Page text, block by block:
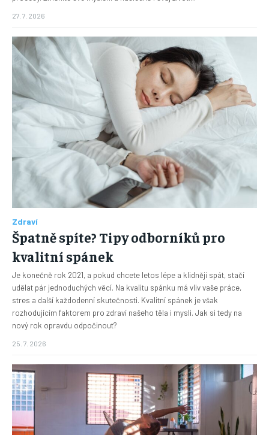
27. 7. 2026
Zdraví
Špatně spíte? Tipy odborníků pro
kvalitní spánek
Je konečně rok 2021, a pokud chcete letos lépe a klidněji spát, stačí
udělat pár jednoduchých věcí. Na kvalitu spánku má vliv vaše práce,
stres a další každodenní skutečnosti. Kvalitní spánek je však
rozhodujícím faktorem pro zdraví našeho těla i mysli. Jak si tedy na
nový rok opravdu odpočinout?
25. 7. 2026